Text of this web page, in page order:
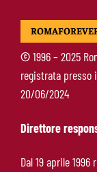
©1996 – 2025
registrata presso
20/06/2024
Direttore
Dal 19 aprile